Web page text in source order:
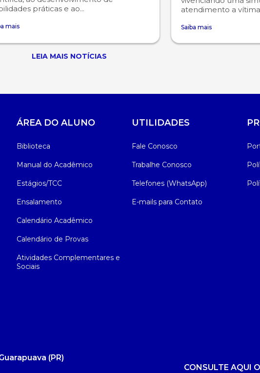
práticas e ao...
mais
atendimento a
Saiba mais
LEIA MAIS NOTÍCIAS
ÁREA DO ALUNO
Biblioteca
Manual do Acadêmico
Estágios/TCC
Ensalamento
Calendário Acadêmico
Calendário de Provas
Atividades Complementares e
Sociais
UTILIDADES
Fale Conosco
Trabalhe Conosco
Telefones (WhatsApp)
E-mails para Contato
(PR)
CONSULTE AQUI O